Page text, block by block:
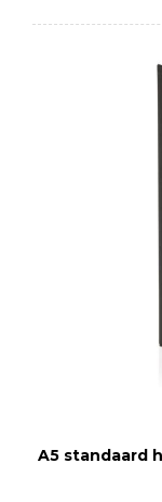
A5 standaard